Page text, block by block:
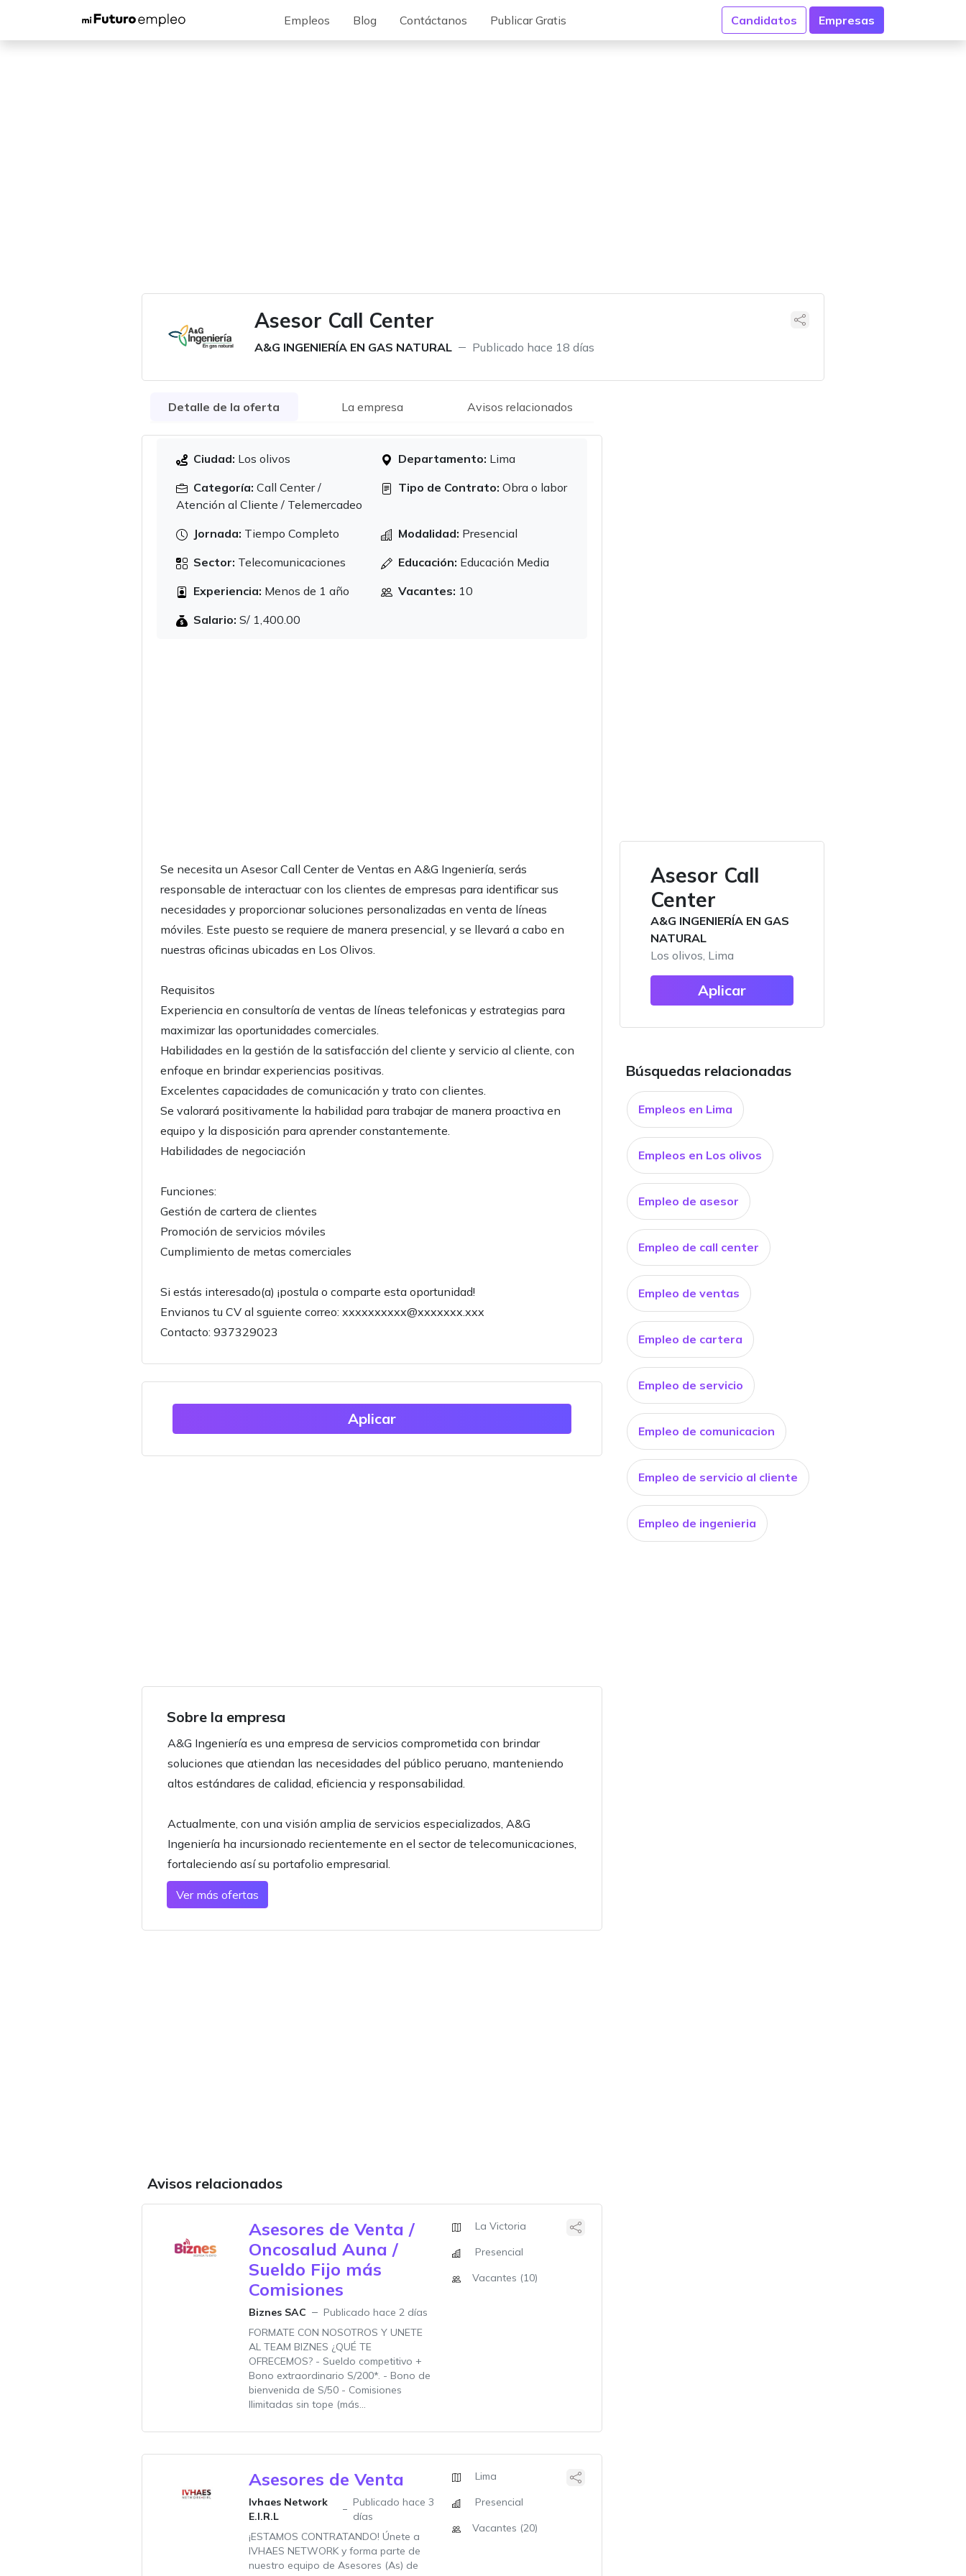
Empleos Blog Contáctanos Publicar Gratis Candidatos Empresas
Asesor Call Center
A&G INGENIERÍA EN GAS NATURAL Publicado hace 18 días
Detalle de la oferta La empresa Avisos relacionados
Ciudad: Los olivos Departamento: Lima
Categoría: Call Center /
Atención al Cliente / Telemercadeo
Tipo de Contrato: Obra o labor
Jornada: Tiempo Completo Modalidad: Presencial
Sector: Telecomunicaciones Educación: Educación Media
Experiencia: Menos de 1 año Vacantes: 10
Salario: S/ 1,400.00
Se necesita un Asesor Call Center de Ventas en A&G Ingeniería, serás
responsable de interactuar con los clientes de empresas para identificar sus
necesidades y proporcionar soluciones personalizadas en venta de líneas
móviles. Este puesto se requiere de manera presencial, y se llevará a cabo en
nuestras oficinas ubicadas en Los Olivos.
Requisitos
Experiencia en consultoría de ventas de líneas telefonicas y estrategias para
maximizar las oportunidades comerciales.
Habilidades en la gestión de la satisfacción del cliente y servicio al cliente, con
enfoque en brindar experiencias positivas.
Excelentes capacidades de comunicación y trato con clientes.
Se valorará positivamente la habilidad para trabajar de manera proactiva en
equipo y la disposición para aprender constantemente.
Habilidades de negociación
Funciones:
Gestión de cartera de clientes
Promoción de servicios móviles
Cumplimiento de metas comerciales
Si estás interesado(a) ¡postula o comparte esta oportunidad!
Envianos tu CV al sguiente correo: xxxxxxxxxx@xxxxxxx.xxx
Contacto: 937329023
Aplicar
Sobre la empresa
A&G Ingeniería es una empresa de servicios comprometida con brindar
soluciones que atiendan las necesidades del público peruano, manteniendo
altos estándares de calidad, eficiencia y responsabilidad.
Actualmente, con una visión amplia de servicios especializados, A&G
Ingeniería ha incursionado recientemente en el sector de telecomunicaciones,
fortaleciendo así su portafolio empresarial.
Ver más ofertas
Avisos relacionados
Asesores de Venta /
Oncosalud Auna /
Sueldo Fijo más
Comisiones
Biznes SAC
Publicado hace 2 días
FORMATE CON NOSOTROS Y UNETE
AL TEAM BIZNES ¿QUÉ TE
OFRECEMOS? - Sueldo competitivo +
Bono extraordinario S/200*. - Bono de
bienvenida de S/50 - Comisiones
Ilimitadas sin tope (más...
La Victoria
Presencial
Vacantes (10)
Asesores de Venta
Ivhaes Network
E.I.R.L
Publicado hace 3
días
¡ESTAMOS CONTRATANDO! Únete a
IVHAES NETWORK y forma parte de
nuestro equipo de Asesores (As) de
Lima
Presencial
Vacantes (20)
Asesor Call
Center
A&G INGENIERÍA EN GAS
NATURAL
Los olivos, Lima
Aplicar
Búsquedas relacionadas
Empleos en Lima
Empleos en Los olivos
Empleo de asesor
Empleo de call center
Empleo de ventas
Empleo de cartera
Empleo de servicio
Empleo de comunicacion
Empleo de servicio al cliente
Empleo de ingenieria